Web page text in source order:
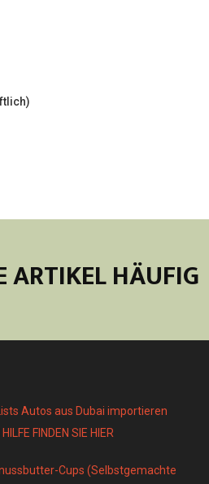
ARTIKEL HÄUFIG
Autos aus Dubai importieren
FINDEN SIE HIER
Cups (Selbstgemachte